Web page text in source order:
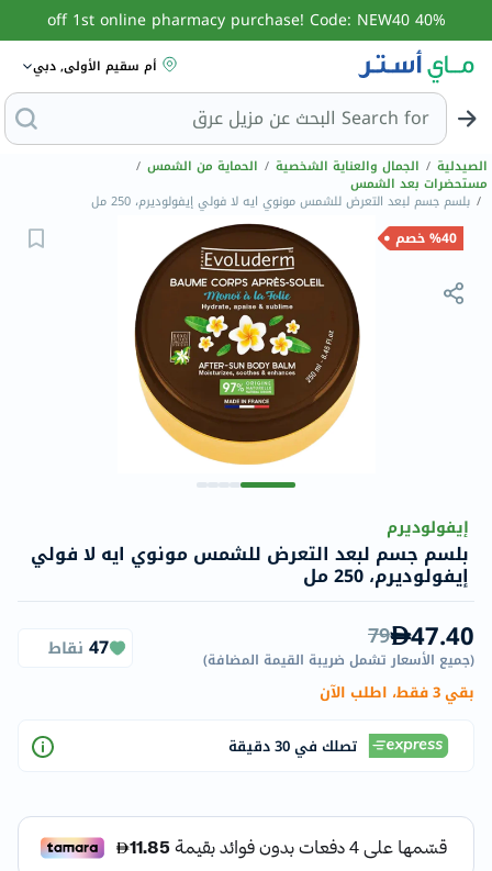
40% off 1st online pharmacy purchase! Code: NEW40
أم سقيم الأولى, دبي
Search for البحث عن مزي
الصيدلية / الجمال والعناية الشخصية / الحماية من الشمس /
مستحضرات بعد الشمس
/ بلسم جسم لبعد التعرض للشمس مونوي ايه لا فولي إيفولوديرم، 250 مل
%40 خصم
إيفولوديرم
بلسم جسم لبعد التعرض للشمس مونوي ايه لا فولي
إيفولوديرم، 250 مل
47.40
79
(جميع الأسعار تشمل ضريبة القيمة المضافة)
47 نقاط
بقي 3 فقط، اطلب الآن
تصلك في 30 دقيقة